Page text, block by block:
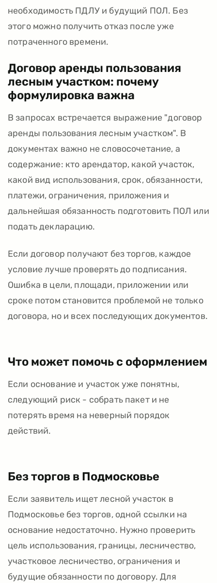
необходимость ПДЛУ и будущий ПОЛ. Без
этого можно получить отказ после уже
потраченного времени.
Договор аренды пользования
лесным участком: почему
формулировка важна
В запросах встречается выражение "договор
аренды пользования лесным участком". В
документах важно не словосочетание, а
содержание: кто арендатор, какой участок,
какой вид использования, срок, обязанности,
платежи, ограничения, приложения и
дальнейшая обязанность подготовить ПОЛ или
подать декларацию.
Если договор получают без торгов, каждое
условие лучше проверять до подписания.
Ошибка в цели, площади, приложении или
сроке потом становится проблемой не только
договора, но и всех последующих документов.
Что может помочь с оформлением
Если основание и участок уже понятны,
следующий риск - собрать пакет и не
потерять время на неверный порядок
действий.
Без торгов в Подмосковье
Если заявитель ищет лесной участок в
Подмосковье без торгов, одной ссылки на
основание недостаточно. Нужно проверить
цель использования, границы, лесничество,
участковое лесничество, ограничения и
будущие обязанности по договору. Для